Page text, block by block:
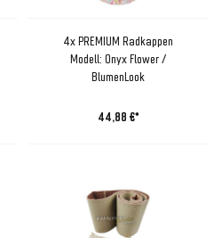
4x PREMIUM Radkappen
Modell: Onyx Flower /
BlumenLook
44,88 €*